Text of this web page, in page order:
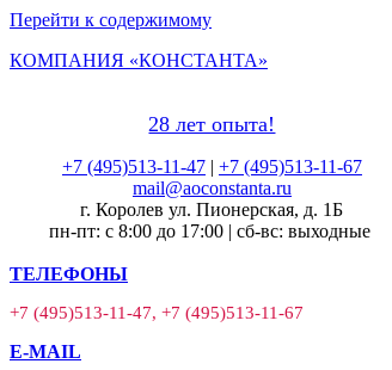
Перейти к содержимому
КОМПАНИЯ «КОНСТАНТА»
28 лет опыта!
+7 (495)513-11-47| +7 (495)513-11-67
mail@aoconstanta.ru
г. Королев ул. Пионерская, д. 1Б
пн-пт: с 8:00 до 17:00 | сб-вс: выходные
ТЕЛЕФОНЫ
+7 (495)513-11-47, +7 (495)513-11-67
E-MAIL